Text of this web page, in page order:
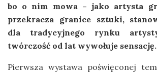
bo o nim mowa – jako artysta
przekracza granice sztuki,
dla tradycyjnego rynku
twórczość od lat wywołuje sensację.
Pierwsza wystawa poświęconej